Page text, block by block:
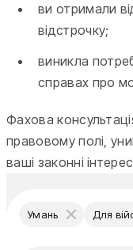
ви отримали
відстрочку;
виникла
справах про
Фахова
правовому полі,
ваші законні
Умань Для